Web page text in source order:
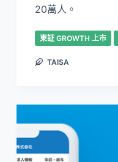
20萬人。
東証 GROWTH 上市
TAISA